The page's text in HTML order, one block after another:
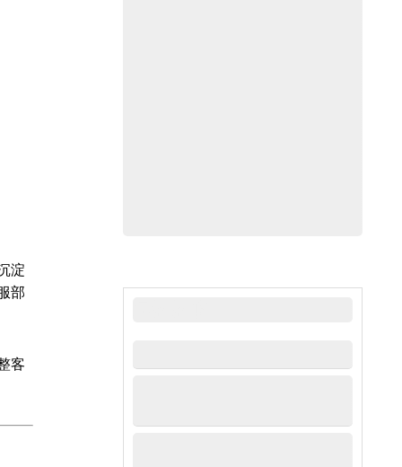
淀
部
客